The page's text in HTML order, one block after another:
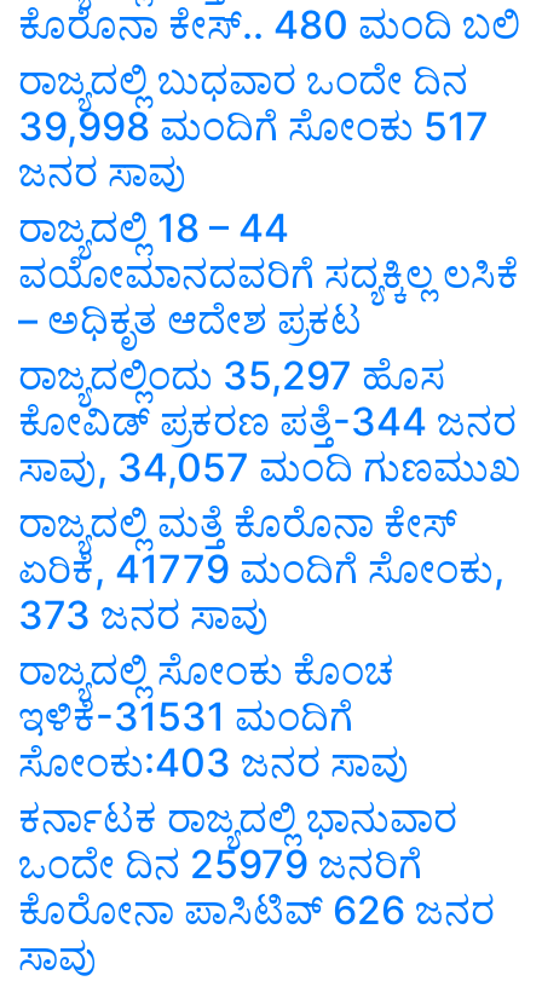
ಕೊರೊನಾ ಕೇಸ್.. 480 ಮಂದಿ ಬಲಿ
ರಾಜ್ಯದಲ್ಲಿ ಬುಧವಾರ ಒಂದೇ ದಿನ
39,998 ಮಂದಿಗೆ ಸೋಂಕು 517
ಜನರ ಸಾವು
ರಾಜ್ಯದಲ್ಲಿ 18 – 44
ವಯೋಮಾನದವರಿಗೆ ಸದ್ಯಕ್ಕಿಲ್ಲ ಲಸಿಕೆ
– ಅಧಿಕೃತ ಆದೇಶ ಪ್ರಕಟ
ರಾಜ್ಯದಲ್ಲಿಂದು 35,297 ಹೊಸ
ಕೋವಿಡ್ ಪ್ರಕರಣ ಪತ್ತೆ-344 ಜನರ
ಸಾವು, 34,057 ಮಂದಿ ಗುಣಮುಖ
ರಾಜ್ಯದಲ್ಲಿ ಮತ್ತೆ ಕೊರೊನಾ ಕೇಸ್‌
ಏರಿಕೆ, 41779 ಮಂದಿಗೆ ಸೋಂಕು,
373 ಜನರ ಸಾವು
ರಾಜ್ಯದಲ್ಲಿ ಸೋಂಕು ಕೊಂಚ
ಇಳಿಕೆ-31531 ಮಂದಿಗೆ
ಸೋಂಕು:403 ಜನರ ಸಾವು
ಕರ್ನಾಟಕ ರಾಜ್ಯದಲ್ಲಿ ಭಾನುವಾರ
ಒಂದೇ ದಿನ 25979 ಜನರಿಗೆ
ಕೊರೋನಾ ಪಾಸಿಟಿವ್ 626 ಜನರ
ಸಾವು